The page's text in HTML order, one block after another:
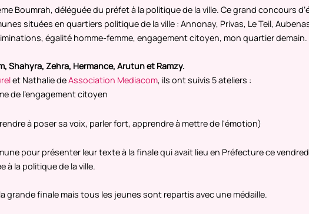
Boumrah, déléguée du préfet à la politique de la ville. Ce grand concours
situées en quartiers politique de la ville : Annonay, Privas, Le Teil,
égalité homme-femme, engagement citoyen, mon quartier demain.
Shahyra, Zehra, Hermance, Arutun et Ramzy.
et Nathalie deAssociation Mediacom, ils ont suivis 5 ateliers :
de l'engagement citoyen
à poser sa voix, parler fort, apprendre à mettre de l'émotion)
pour présenter leur texte à la finale qui avait lieu en Préfecture ce
à la politique de la ville.
grande finale mais tous les jeunes sont repartis avec une médaille.